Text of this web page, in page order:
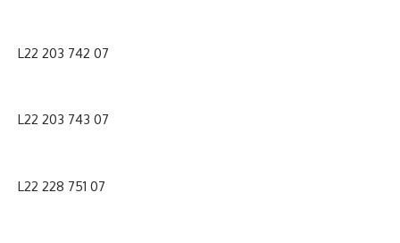
L22 203 742 07
L22 203 743 07
L22 228 751 07